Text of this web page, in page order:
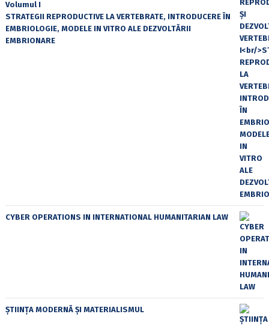
Volumul I
STRATEGII REPRODUCTIVE LA VERTEBRATE, INTRODUCERE ÎN
EMBRIOLOGIE, MODELE IN VITRO ALE DEZVOLTĂRII
EMBRIONARE
CYBER OPERATIONS IN INTERNATIONAL HUMANITARIAN LAW
ȘTIINȚA MODERNĂ ȘI MATERIALISMUL